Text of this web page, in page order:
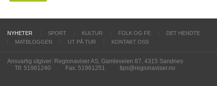
NYHETER SPORT KULTUR FOLK OG FE
DET HENDTE
MATBLOGGEN
UT PÅ TUR KONTAKT OSS
Ansvarlig utgiver: Regionaviser AS, Gamleveien 87, 4315 Sandnes
Tlf. 51961240
Fax. 51961251 tips@regionaviser.no